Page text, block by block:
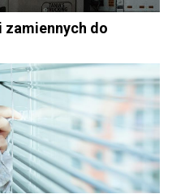
zamiennych do